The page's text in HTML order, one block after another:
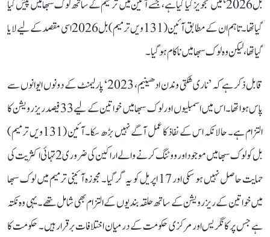
بل 2026‘ میں تجویز کیا گیا ہے، جسے آئین میں ترمیم کے ساتھ لوک سبھا میں پیش کیا
گیا تھا۔ تاہم ان کے مطابق آئین (131ویں ترمیم) بل 2026 اسی مقصد کے لیے لایا
گیا تھا، لیکن وہ لوک سبھا میں ناکام ہو گیا۔
قابل ذکر ہے کہ ’ناری شکتی وندن ادھینیم، 2023‘ پارلیمنٹ کے دونوں ایوانوں سے
پاس ہوا تھا۔ اس میں اسمبلیوں اور لوک سبھا میں خواتین کے لیے 33 فیصد ریزرویشن کا
التزام ہے۔ حالانکہ اس کے نفاذ کا عمل آگے نہیں بڑھ سکا۔ آئین (131ویں ترمیم)
بل کو لوک سبھا میں موجود اور ووٹنگ کرنے والے اراکین کی ضروری 2 تہائی اکثریت کی
حمایت حاصل نہیں ہو سکی اور 17 اپریل کو یہ گر گیا۔ مجوزہ آئینی ترمیم میں لوک سبھا
میں خواتین کے ریزرویشن کے ساتھ حلقہ بندیوں کے التزام بھی شامل تھے۔ یہی وہ نکتہ
ہے جس پر کانگریس اور مرکزی حکومت کے درمیان اختلافات برقرار ہیں۔ حکومت کا